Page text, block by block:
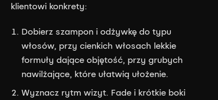
klientowi konkrety:
Dobierz szampon i odżywkę do typu
włosów, przy cienkich włosach lekkie
formuły dające objętość, przy grubych
nawilżające, które ułatwią ułożenie.
Wyznacz rytm wizyt. Fade i krótkie boki